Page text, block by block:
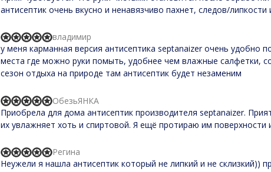
u
f
5
t
5
,
0
o
u
f
5
антисептик очень вкусно и ненавязчиво пахнет, следов/
R
a
t
e
d
,
0
o
u
f
5
у меня карманная версия антисептика septanaizer очень удобно
места где можно руки помыть, удобнее чем влажные салфетки,
сезон отдыха на природе там антисептик будет незаменим
владимир
R
a
t
5
,
Приобрела для дома антисептик производителя septanaizer.
их увлажняет хоть и спиртовой. Я ещё протираю им поверхности
ОбезьЯНКА
R
a
Неужели я нашла антисептик который не липкий и не склизкий))
Регина